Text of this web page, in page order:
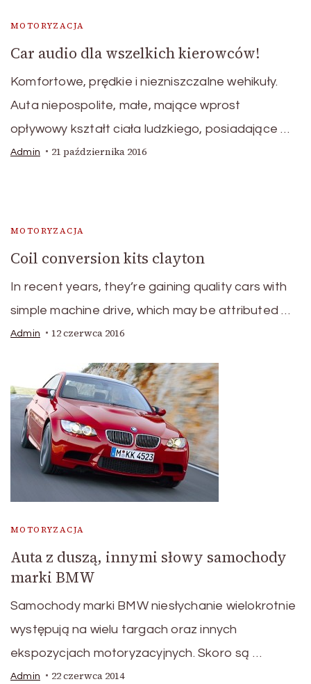
MOTORYZACJA
Car audio dla wszelkich kierowców!
Komfortowe, prędkie i niezniszczalne wehikuły.
Auta niepospolite, małe, mające wprost
opływowy kształt ciała ludzkiego, posiadające …
Admin 21 października 2016
MOTORYZACJA
Coil conversion kits clayton
In recent years, they’re gaining quality cars with
simple machine drive, which may be attributed …
Admin 12 czerwca 2016
MOTORYZACJA
Auta z duszą, innymi słowy samochody
marki BMW
Samochody marki BMW niesłychanie wielokrotnie
występują na wielu targach oraz innych
ekspozycjach motoryzacyjnych. Skoro są …
Admin 22 czerwca 2014